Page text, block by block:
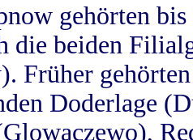
gehörten
die beiden
Früher
Doderlage